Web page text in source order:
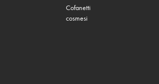
Cofanetti
cosmesi